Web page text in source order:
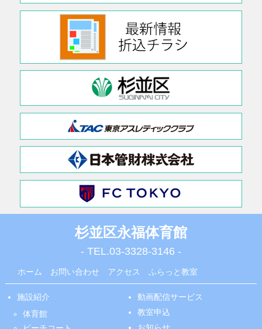
杉並区永福体育館
- TEL.03-3328-3146 -
ホーム お問い合わせ アクセス ふらっと教室
施設紹介
体育館
動画配信サービス
教室申込